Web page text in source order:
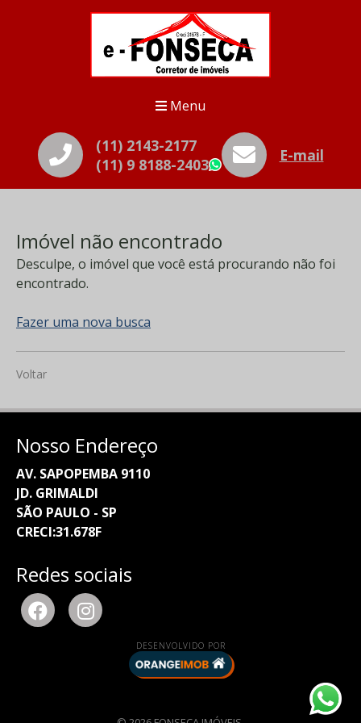
Menu
(11) 2143-2177
(11) 9 8188-2403
WhatsApp
E-mail
Imóvel não encontrado
Desculpe, o imóvel que você está procurando não foi
encontrado.
Fazer uma nova busca
Voltar
Nosso Endereço
AV. SAPOPEMBA 9110
JD. GRIMALDI
SÃO PAULO - SP
CRECI:31.678F
Redes sociais
DESENVOLVIDO POR